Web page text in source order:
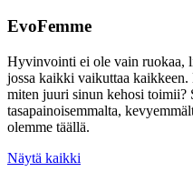
EvoFemme
Hyvinvointi ei ole vain ruokaa,
jossa kaikki vaikuttaa
miten juuri sinun kehosi toimii?
tasapainoisemmalta,
olemme täällä.
Näytä kaikki